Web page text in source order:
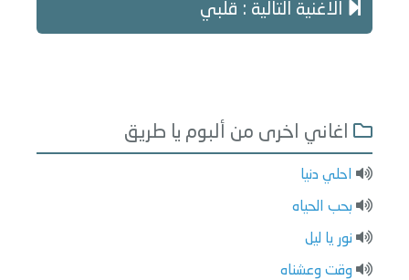
الاغنية التالية : قلبي
اغاني اخرى من ألبوم يا طريق
احلي دنيا
بحب الحياه
نور يا ليل
وقت وعشناه